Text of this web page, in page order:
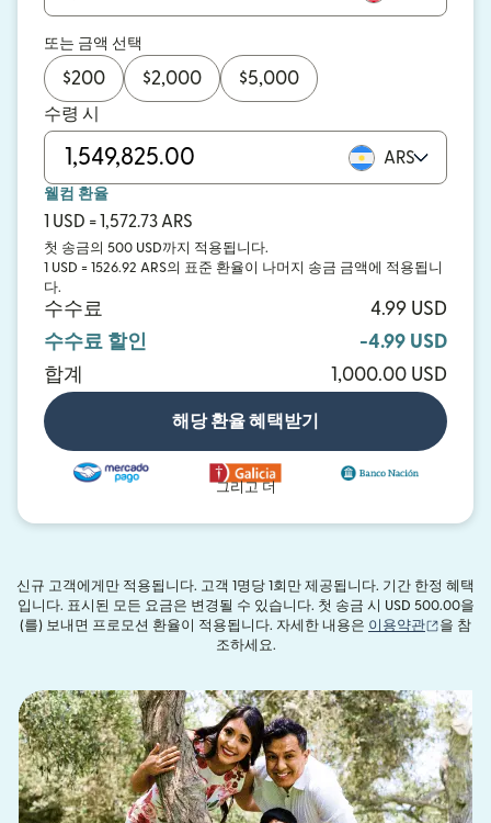
또는 금액 선택
$200 $2,000 $5,000
수령 시
ARS
웰컴 환율
1 USD = 1,572.73 ARS
첫 송금의 500 USD까지 적용됩니다.
1 USD = 1526.92 ARS의 표준 환율이 나머지 송금 금액에 적용됩니
다.
수수료
4.99 USD
수수료 할인
-4.99 USD
합계
1,000.00 USD
해당 환율 혜택받기
그리고 더
신규 고객에게만 적용됩니다. 고객 1명당 1회만 제공됩니다. 기간 한정 혜택
입니다. 표시된 모든 요금은 변경될 수 있습니다. 첫 송금 시 USD 500.00을
(를) 보내면 프로모션 환율이 적용됩니다. 자세한 내용은 이용약관 (새 창
을 참
조하세요.